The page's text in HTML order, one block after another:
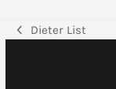
vorheriger
Dieter List